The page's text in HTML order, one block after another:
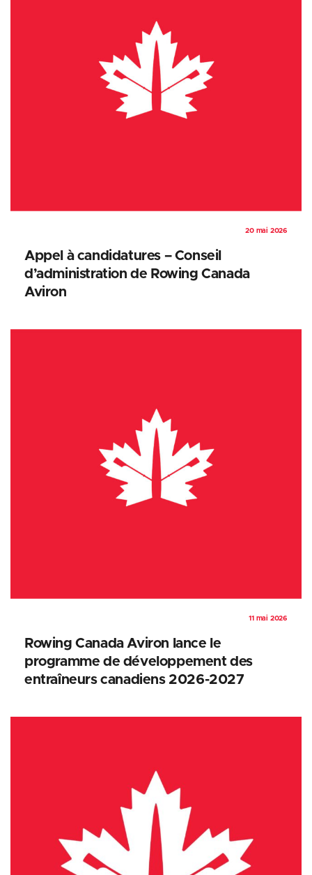
20 mai 2026
Appel à candidatures – Conseil
d’administration de Rowing Canada
Aviron
11 mai 2026
Rowing Canada Aviron lance le
programme de développement des
entraîneurs canadiens 2026-2027